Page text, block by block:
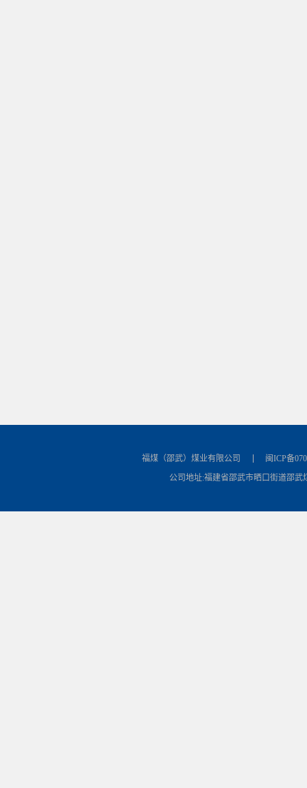
福煤（邵武）煤业有限公司
闽ICP备
公司地址:福建省邵武市晒口街道邵武